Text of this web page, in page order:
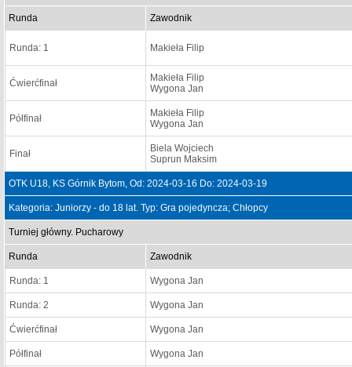
Runda Zawodnik
Runda: 1 Makieła Filip
Ćwierćfinał
Makieła Filip
Wygona Jan
Półfinał
Makieła Filip
Wygona Jan
Finał
Biela Wojciech
Suprun Maksim
OTK U18, KS Górnik Bytom, Od: 2024-03-16 Do: 2024-03-19
Kategoria: Juniorzy - do 18 lat. Typ: Gra pojedyncza; Chłopcy
Turniej główny. Pucharowy
Runda Zawodnik
Runda: 1 Wygona Jan
Runda: 2 Wygona Jan
Ćwierćfinał Wygona Jan
Półfinał Wygona Jan